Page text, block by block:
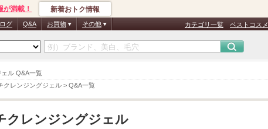
ル Q&A一覧
クレンジングジェル > Q&A一覧
満載！ 新着おトク情報
グ Q&A お買物 その他 カテゴリ一覧 ベストコスメ
クレンジングジェル